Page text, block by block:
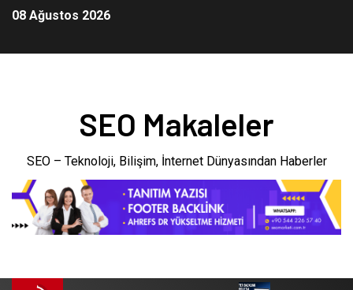
08 Ağustos 2026
SEO Makaleler
SEO – Teknoloji, Bilişim, İnternet Dünyasından Haberler